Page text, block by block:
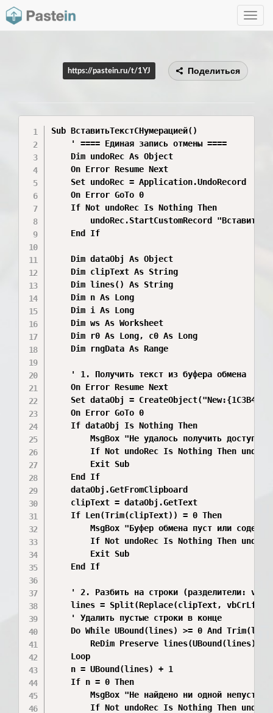
Toggle
https://pastein.ru/t/1YJ Поделиться
Sub ВставитьТекстСНумерацией()
    ' ==== Единая запись отмены ====
    Dim undoRec As Object
    On Error Resume Next
    Set undoRec = Application.UndoRecord
    On Error GoTo 0
    If Not undoRec Is Nothing Then
undoRec.StartCustomRecord "Вставить
    End If
    Dim dataObj As Object
    Dim clipText As String
    Dim lines() As String
    Dim n As Long
    Dim i As Long
    Dim ws As Worksheet
    Dim r0 As Long, c0 As Long
    Dim rngData As Range
    ' 1. Получить текст из буфера обмена
    On Error Resume Next
Set dataObj =
    On Error GoTo 0
    If dataObj Is Nothing Then
MsgBox "Не удалось получить доступ к
If Not undoRec Is Nothing Then
        Exit Sub
    End If
    dataObj.GetFromClipboard
    clipText = dataObj.GetText
    If Len(Trim(clipText)) = 0 Then
MsgBox "Буфер обмена пуст или
If Not undoRec Is Nothing Then
        Exit Sub
    End If
' 2. Разбить на строки (разделители:
lines = Split(Replace(clipText, vbCrLf,
    ' Удалить пустые строки в конце
Do While UBound(lines) >= 0 And
ReDim Preserve lines(UBound(lines) -
    Loop
    n = UBound(lines) + 1
    If n = 0 Then
MsgBox "Не найдено ни одной непустой
If Not undoRec Is Nothing Then